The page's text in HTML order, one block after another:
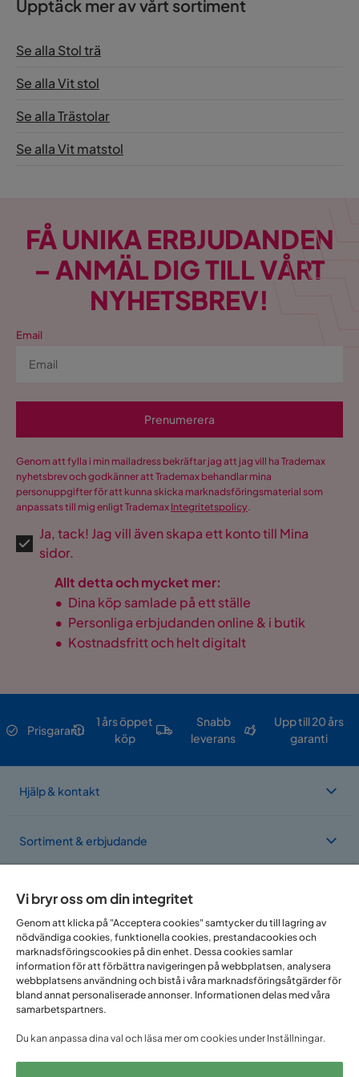
Upptäck mer av vårt sortiment
Se alla Stol trä
Se alla Vit stol
Se alla Trästolar
Se alla Vit matstol
FÅ UNIKA ERBJUDANDEN
– ANMÄL DIG TILL VÅRT
NYHETSBREV!
Email
Prenumerera
Genom att fylla i min mailadress bekräftar jag att jag vill ha Trademax
nyhetsbrev och godkänner att Trademax behandlar mina
personuppgifter för att kunna skicka marknadsföringsmaterial som
anpassats till mig enligt Trademax Integritetspolicy.
Ja, tack! Jag vill även skapa ett konto till Mina
sidor.
Allt detta och mycket mer:
• Dina köp samlade på ett ställe
• Personliga erbjudanden online & i butik
• Kostnadsfritt och helt digitalt
Prisgaranti
1 års öppet
köp
Snabb
leverans
Upp till 20 års
garanti
Hjälp & kontakt
Sortiment & erbjudande
Om Trademax
Vi finns i flera länder
Vi bryr oss om din integritet
Genom att klicka på "Acceptera cookies" samtycker du till lagring av
nödvändiga cookies, funktionella cookies, prestandacookies och
marknadsföringscookies på din enhet. Dessa cookies samlar
information för att förbättra navigeringen på webbplatsen, analysera
webbplatsens användning och bistå i våra marknadsföringsåtgärder för
bland annat personaliserade annonser. Informationen delas med våra
samarbetspartners.
Du kan anpassa dina val och läsa mer om cookies under Inställningar.